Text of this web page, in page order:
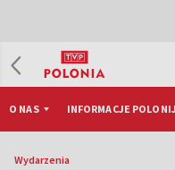
O NAS INFORMACJE
Wydarzenia